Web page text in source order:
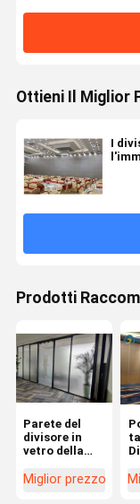
Ottieni Il Miglior
I
Prodotti
Parete del
divisore in
vetro della
alluminio del
Miglior prezzo